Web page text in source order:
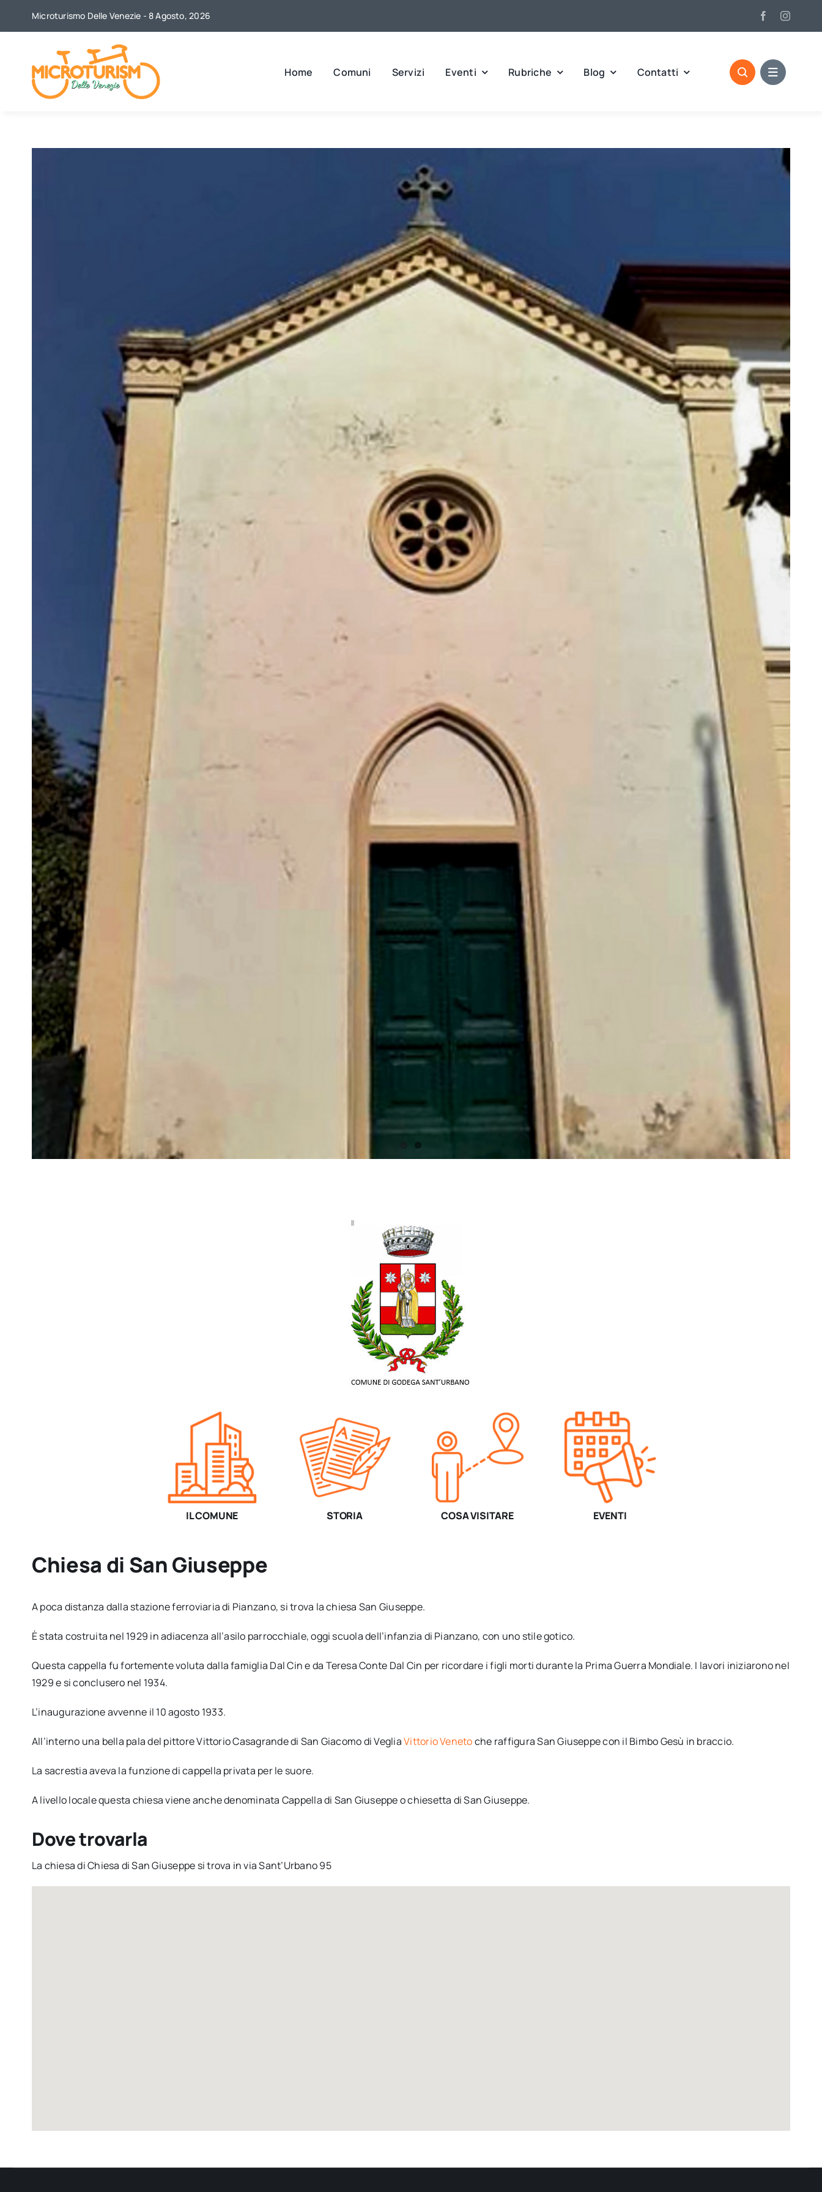
Microturismo Delle Venezie - 8 Agosto, 2026
Home Comuni Servizi Eventi Rubriche Blog Contatti
IL COMUNE STORIA COSA VISITARE EVENTI
Chiesa di San Giuseppe
A poca distanza dalla stazione ferroviaria di Pianzano, si trova la chiesa San Giuseppe.
È stata costruita nel 1929 in adiacenza all’asilo parrocchiale, oggi scuola dell’infanzia di Pianzano, con uno stile gotico.
Questa cappella fu fortemente voluta dalla famiglia Dal Cin e da Teresa Conte Dal Cin per ricordare i figli morti durante la Prima Guerra Mondiale. I lavori iniziarono nel
1929 e si conclusero nel 1934.
L’inaugurazione avvenne il 10 agosto 1933.
All’interno una bella pala del pittore Vittorio Casagrande di San Giacomo di VegliaVittorio Venetoche raffigura San Giuseppe con il Bimbo Gesù in braccio.
La sacrestia aveva la funzione di cappella privata per le suore.
A livello locale questa chiesa viene anche denominata Cappella di San Giuseppe o chiesetta di San Giuseppe.
Dove trovarla
La chiesa di Chiesa di San Giuseppe si trova in via Sant’Urbano 95